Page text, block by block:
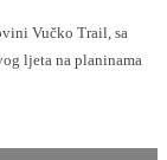
Vučko Trail, sa
ljeta na planinama